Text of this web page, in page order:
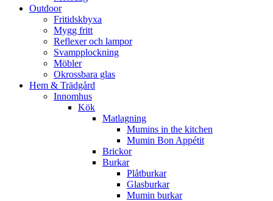
Outdoor
Fritidskbyxa
Mygg fritt
Reflexer och lampor
Svampplockning
Möbler
Okrossbara glas
Hem & Trädgård
Innomhus
Kök
Matlagning
Mumins in the kitchen
Mumin Bon Appétit
Brickor
Burkar
Plåtburkar
Glasburkar
Mumin burkar